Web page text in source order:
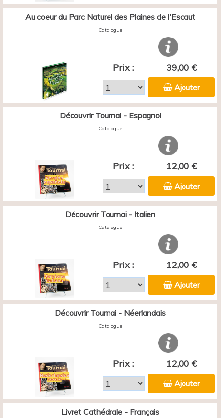
Au coeur du Parc Naturel des Plaines de l'Escaut
Catalogue
Prix : 39,00 €
Ajouter
Découvrir Tournai - Espagnol
Catalogue
Prix : 12,00 €
Ajouter
Découvrir Tournai - Italien
Catalogue
Prix : 12,00 €
Ajouter
Découvrir Tournai - Néerlandais
Catalogue
Prix : 12,00 €
Ajouter
Livret Cathédrale - Français